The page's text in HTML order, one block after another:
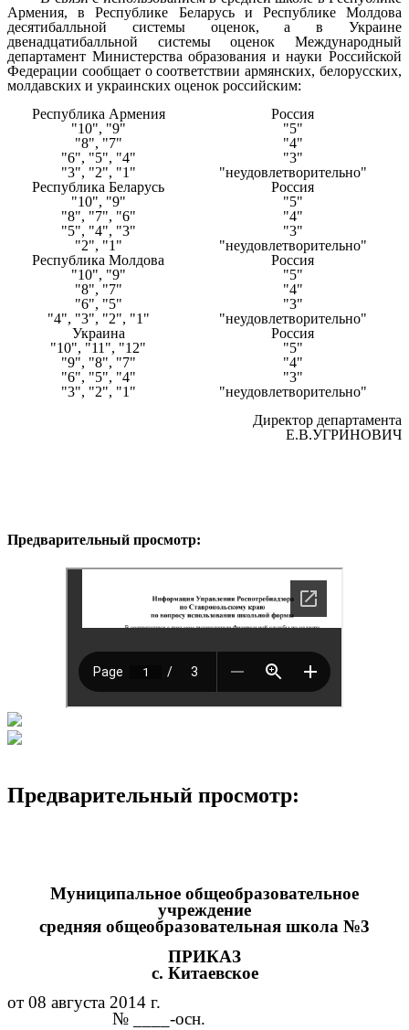
Армения, в Республике Беларусь и Республике Молдова
десятибалльной системы оценок, а в Украине
двенадцатибалльной системы оценок Международный
департамент Министерства образования и науки Российской
Федерации сообщает о соответствии армянских, белорусских,
молдавских и украинских оценок российским:
Республика Армения
Россия
"10", "9"
"5"
"8", "7"
"4"
"6", "5", "4"
"3"
"3", "2", "1"
"неудовлетворительно"
Республика Беларусь
Россия
"10", "9"
"5"
"8", "7", "6"
"4"
"5", "4", "3"
"3"
"2", "1"
"неудовлетворительно"
Республика Молдова
Россия
"10", "9"
"5"
"8", "7"
"4"
"6", "5"
"3"
"4", "3", "2", "1"
"неудовлетворительно"
Украина
Россия
"10", "11", "12"
"5"
"9", "8", "7"
"4"
"6", "5", "4"
"3"
"3", "2", "1"
"неудовлетворительно"
Директор департамента
Е.В.УГРИНОВИЧ
Предварительный просмотр:
Предварительный просмотр:
Муниципальное общеобразовательное
учреждение
средняя общеобразовательная школа №3
ПРИКАЗ
с. Китаевcкое
от 08 августа 2014 г.
№ ____-осн.